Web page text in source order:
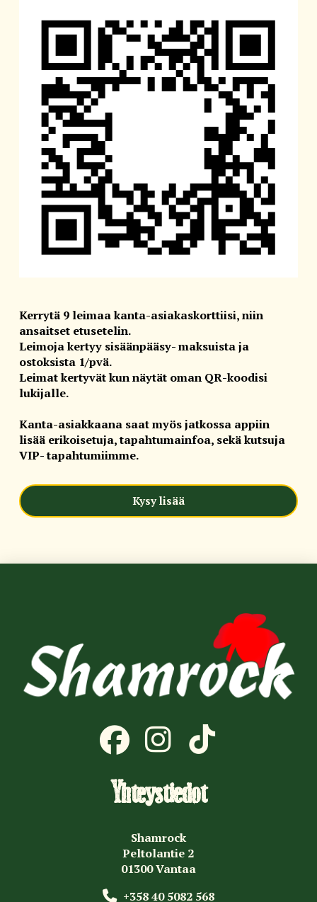
Kerrytä 9 leimaa kanta-asiakaskorttiisi, niin
ansaitset etusetelin.
Leimoja kertyy sisäänpääsy- maksuista ja
ostoksista 1/pvä.
Leimat kertyvät kun näytät oman QR-koodisi
lukijalle.
Kanta-asiakkaana saat myös jatkossa appiin
lisää erikoisetuja, tapahtumainfoa, sekä kutsuja
VIP- tapahtumiimme.
Kysy lisää
Yhteystiedot
Shamrock
Peltolantie 2
01300 Vantaa
+358 40 5082 568